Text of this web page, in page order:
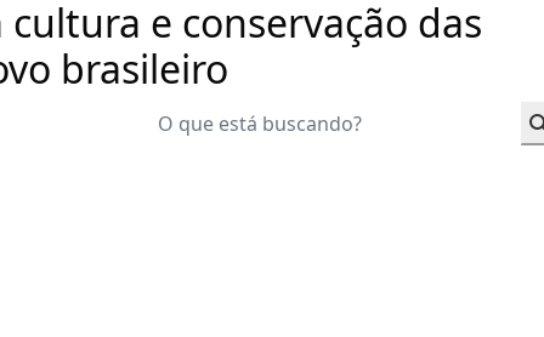
e conservação das
brasileiro